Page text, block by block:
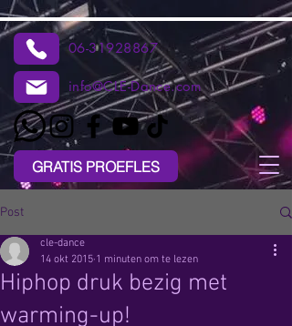
06-31928867
info@CLE-Dance.com
GRATIS PROEFLES
Post
Hiphop druk bezig met
warming-up!
cle-dance
14 okt 2015 1 minuten om te lezen